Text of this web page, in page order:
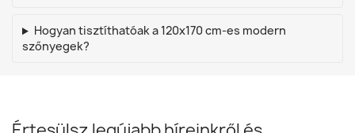
Hogyan tisztíthatóak a 120x170 cm-es modern
szőnyegek?